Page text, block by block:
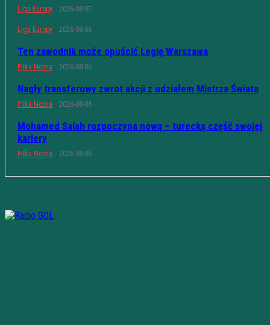
Liga Europy 2026-08-07
Liga Europy 2026-08-06
Ten zawodnik może opuścić Legię Warszawa
Piłka Nożna 2026-08-06
Nagły transferowy zwrot akcji z udziałem Mistrza Świata
Piłka Nożna 2026-08-06
Mohamed Salah rozpoczyna nową – turecką część swojej
kariery
Piłka Nożna 2026-08-06